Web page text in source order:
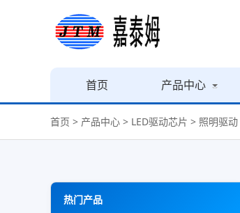
首页 产品中心
首页 > 产品中心 > LED驱动芯片 > 照明驱动
热门产品